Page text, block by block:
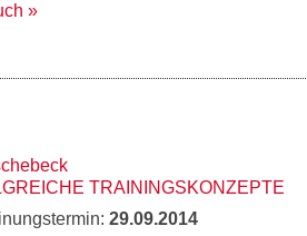
TRAININGSKONZEPTE
29.09.2014